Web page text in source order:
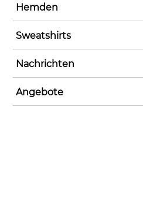
Hemden
Sweatshirts
Nachrichten
Angebote